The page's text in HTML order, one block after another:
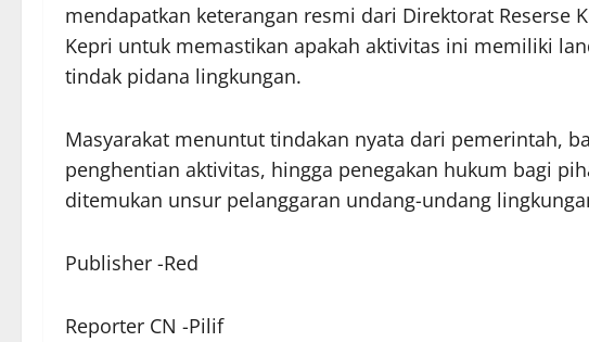
mendapatkan keterangan resmi dari Direktorat Reserse
Kepri untuk memastikan apakah aktivitas ini memiliki
tindak pidana lingkungan.
Masyarakat menuntut tindakan nyata dari pemerintah,
penghentian aktivitas, hingga penegakan hukum bagi
ditemukan unsur pelanggaran undang-undang
Publisher -Red
Reporter CN -Pilif